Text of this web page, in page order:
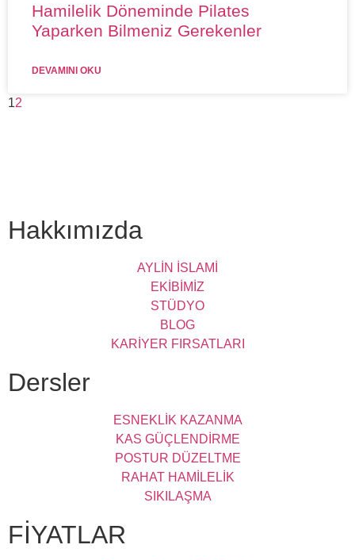
Hamilelik Döneminde Pilates
Yaparken Bilmeniz Gerekenler
DEVAMINI OKU
12
Hakkımızda
AYLİN İSLAMİ
EKİBİMİZ
STÜDYO
BLOG
KARİYER FIRSATLARI
Dersler
ESNEKLİK KAZANMA
KAS GÜÇLENDİRME
POSTUR DÜZELTME
RAHAT HAMİLELİK
SIKILAŞMA
FİYATLAR